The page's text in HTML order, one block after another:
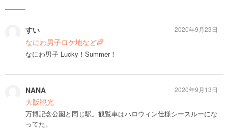
すい
なにわ男子ロケ地など🌈
なにわ男子 Lucky！Summer！
2020年9月23日
NANA
大阪観光
万博記念公園と同じ駅。観覧車はハロウィン仕様シースルーにな
ってた。
2020年9月13日